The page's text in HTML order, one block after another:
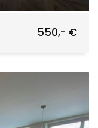
550,- €